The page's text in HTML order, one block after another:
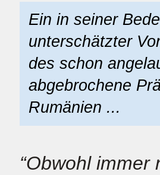
Ein in seiner
unterschätzter
des schon
abgebrochene
Rumänien ...
“Obwohl immer